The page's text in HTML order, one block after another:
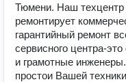
Тюмени. Наш техцентр
ремонтирует
гарантийный ремонт
сервисного центра-
и грамотные
простои Вашей